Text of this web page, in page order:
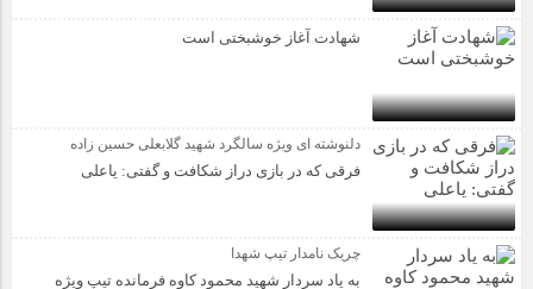
شهادت آغاز خوشبختی است
دلنوشته ای ویژه سالگرد شهید گلابعلی حسین زاده
فرقی که در بازی دراز شکافت و گفتی: یاعلی
چریک نامدار تیپ شهدا
به یاد سردار شهید محمود کاوه فرمانده تیپ ویژه